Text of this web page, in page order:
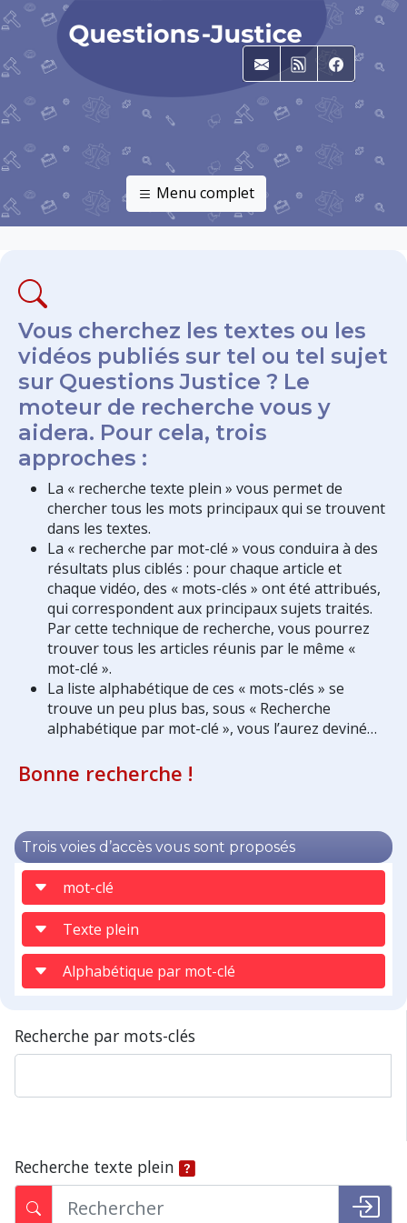
E-mailRSS
Menu complet
Vous cherchez les textes ou les
vidéos publiés sur tel ou tel sujet
sur Questions Justice ? Le
moteur de recherche vous y
aidera. Pour cela, trois
approches :
La « recherche texte plein » vous permet de
chercher tous les mots principaux qui se trouvent
dans les textes.
La « recherche par mot-clé » vous conduira à des
résultats plus ciblés : pour chaque article et
chaque vidéo, des « mots-clés » ont été attribués,
qui correspondent aux principaux sujets traités.
Par cette technique de recherche, vous pourrez
trouver tous les articles réunis par le même «
mot-clé ».
La liste alphabétique de ces « mots-clés » se
trouve un peu plus bas, sous « Recherche
alphabétique par mot-clé », vous l’aurez deviné…
Bonne recherche !
Trois voies d’accès vous sont proposés
mot-clé
Texte plein
Alphabétique par mot-clé
Recherche par mots-clés
Recherche texte plein